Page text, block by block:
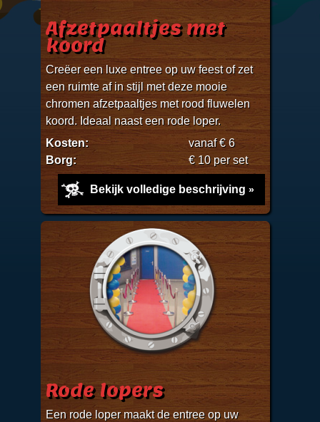
Afzetpaaltjes met
koord
Creëer een luxe entree op uw feest of zet
een ruimte af in stijl met deze mooie
chromen afzetpaaltjes met rood fluwelen
koord. Ideaal naast een rode loper.
Kosten:
vanaf € 6
Borg:
€ 10 per set
Bekijk volledige beschrijving
Rode lopers
Een rode loper maakt de entree op uw